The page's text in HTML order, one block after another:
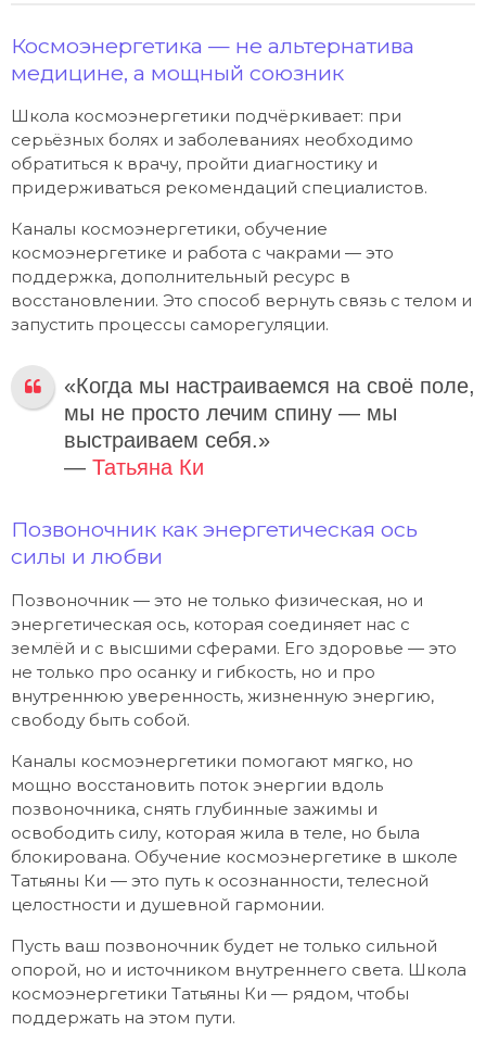
Космоэнергетика — не альтернатива
медицине, а мощный союзник
Школа космоэнергетики подчёркивает: при
серьёзных болях и заболеваниях необходимо
обратиться к врачу, пройти диагностику и
придерживаться рекомендаций специалистов.
Каналы космоэнергетики, обучение
космоэнергетике и работа с чакрами — это
поддержка, дополнительный ресурс в
восстановлении. Это способ вернуть связь с телом и
запустить процессы саморегуляции.
«Когда мы настраиваемся на своё поле,
мы не просто лечим спину — мы
выстраиваем себя.»
— Татьяна Ки
Позвоночник как энергетическая ось
силы и любви
Позвоночник — это не только физическая, но и
энергетическая ось, которая соединяет нас с
землёй и с высшими сферами. Его здоровье — это
не только про осанку и гибкость, но и про
внутреннюю уверенность, жизненную энергию,
свободу быть собой.
Каналы космоэнергетики помогают мягко, но
мощно восстановить поток энергии вдоль
позвоночника, снять глубинные зажимы и
освободить силу, которая жила в теле, но была
блокирована. Обучение космоэнергетике в школе
Татьяны Ки — это путь к осознанности, телесной
целостности и душевной гармонии.
Пусть ваш позвоночник будет не только сильной
опорой, но и источником внутреннего света. Школа
космоэнергетики Татьяны Ки — рядом, чтобы
поддержать на этом пути.